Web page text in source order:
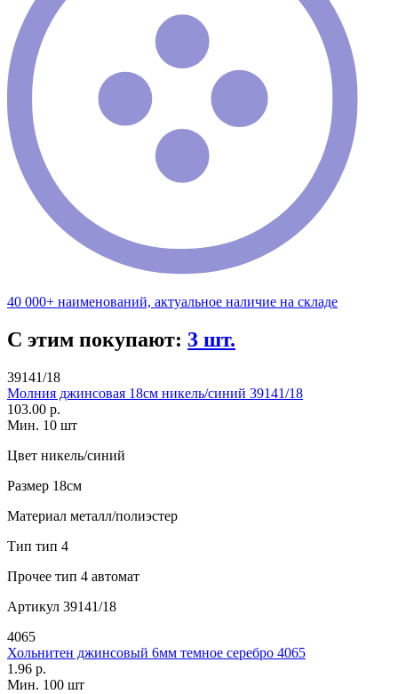
40 000+ наименований, актуальное наличие на складе
С этим покупают: 3 шт.
39141/18
Молния джинсовая 18см никель/синий 39141/18
103.00 р.
Мин. 10 шт
Цвет никель/синий
Размер 18см
Материал металл/полиэстер
Тип тип 4
Прочее тип 4 автомат
Артикул 39141/18
4065
Хольнитен джинсовый 6мм темное серебро 4065
1.96 р.
Мин. 100 шт